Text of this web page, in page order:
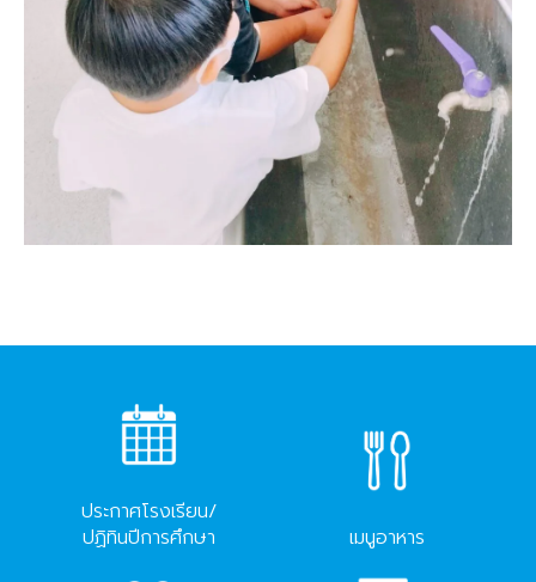
ประกาศโรงเรียน/
ปฏิทินปีการศึกษา
เมนูอาหาร